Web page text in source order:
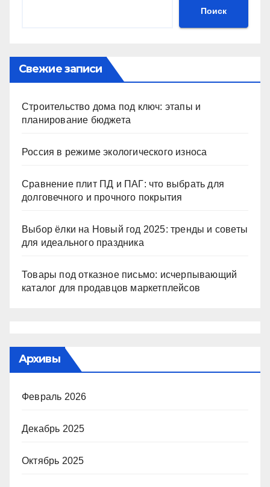
Поиск
Свежие записи
Строительство дома под ключ: этапы и
планирование бюджета
Россия в режиме экологического износа
Сравнение плит ПД и ПАГ: что выбрать для
долговечного и прочного покрытия
Выбор ёлки на Новый год 2025: тренды и советы
для идеального праздника
Товары под отказное письмо: исчерпывающий
каталог для продавцов маркетплейсов
Архивы
Февраль 2026
Декабрь 2025
Октябрь 2025